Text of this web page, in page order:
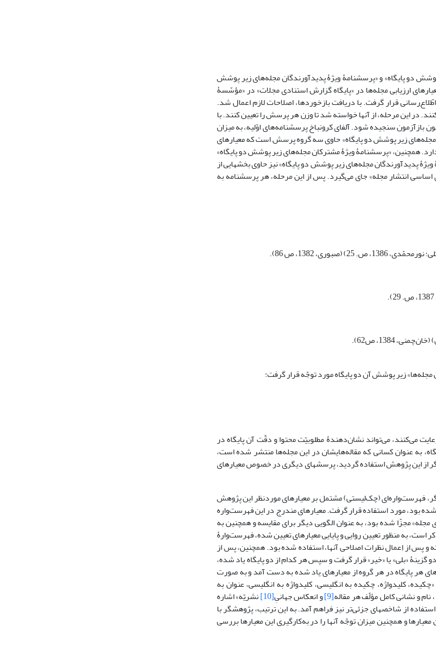
دو پایگاه» و «پرسشنامۀ ویژۀ پدیدآورندگان مجله‌های زیر پوشش
ارزیابی مجله‌ها در «پایگاه گزارش استنادی مجلات» در «مؤسّسۀ
نفر از کارشناسان ارشد کتابداری و اطّلاع‌رسانی قرار گرفت. با دریافت بازخوردها، اصلاحات لازم اعمال شد.
در این مرحله، از آنها خواسته شد تا وزن هر پرسش را تعیین کنند. با
تا پایایی ابزار با روش آزمون بازآزمون سنجیده شود. آلفای کرونباخ پرسشنامه‌های اوّلیه، به میزان
زیر پوشش دو پایگاه» حاوی سه گروه پرسش است که معیارهای
3- محتوای ویرایشی مجله را در بردارد. همچنین، «پرسشنامۀ ویژۀ مشترکان مجله‌های زیر پوشش دو پایگاه»
پدیدآورندگان مجله‌های زیر پوشش دو پایگاه» نیز حاوی بخشهایی از
انتشار مجله» جای می‌گیرد. پس از این مرحله، هر پرسشنامه به
1382، ص 86).
1384، ص62).
زیر پوشش آن دو پایگاه مورد توجّه قرار گرفت:
می‌کنند، می‌تواند نشان‌دهندۀ مطلوبیّت محتوا و دقّت آن پایگاه در
به عنوان کسانی که مقاله‌هایشان در این مجله‌ها منتشر شده است،
از این پژوهش استفاده گردید، پرسشهای دیگری در خصوص معیارهای
فهرست‌واره‌ای (چک‌لیستی) مشتمل بر معیارهای موردنظر این پژوهش
بود، مورد استفاده قرار گرفت. معیارهای مندرج در این فهرست‌واره
مجزّا شده بود، به عنوان الگویی دیگر برای مقایسه و همچنین به
به منظور تعیین روایی و پایایی معیارهای تعیین شده، فهرست‌وارۀ
قرار گرفته و پس از اِعمال نظرات اصلاحی آنها، استفاده شده بود. همچنین، پس از
گزینۀ «بلی» یا «خیر» قرار گرفت و سپس هر کدام از دو پایگاه یاد شده،
هر پایگاه در هر گروه از معیارهای یاد شده به دست آمد و به صورت
کلیدواژه، چکیده به انگلیسی، کلیدواژه به انگلیسی، عنوان به
، نام و نشانی کامل مؤلّف هر مقاله[9] و انعکاس جهانیِ[10] نشریّه» اشاره
از شاخصهای جزئی‌تر نیز فراهم آمد. به این ترتیب، پژوهشگر با
و همچنین میزان توجّه آنها را در به‌کارگیری این معیارها بررسی